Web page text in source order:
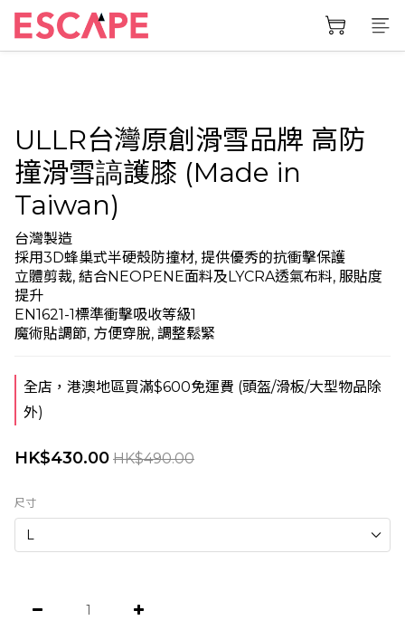
ULLR台灣原創滑雪品牌 高防
撞滑雪謞護膝 (Made in
Taiwan)
台灣製造
﻿採用3D蜂巢式半硬殼防撞材, 提供優秀的抗衝擊保護
﻿立體剪裁, 結合NEOPENE面料及LYCRA透氣布料, 服貼度
提升
﻿EN1621-1標準衝擊吸收等級1
﻿魔術貼調節, 方便穿脫, 調整鬆緊
全店，港澳地區買滿$600免運費 (頭盔/滑板/大型物品除
外)
HK$430.00 HK$490.00
尺寸